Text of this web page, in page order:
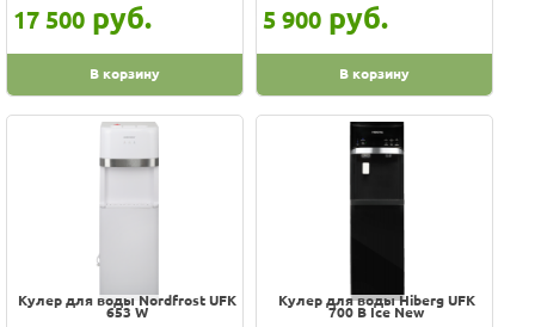
17 500 руб.
В корзину
5 900 руб.
В корзину
Кулер для воды Nordfrost UFK
653 W
Кулер для воды Hiberg UFK
700 B Ice New